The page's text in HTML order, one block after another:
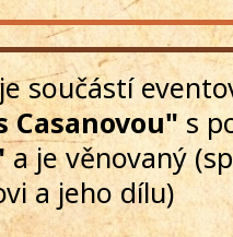
součástí
Casanovou" s
a je věnovaný
a jeho dílu)